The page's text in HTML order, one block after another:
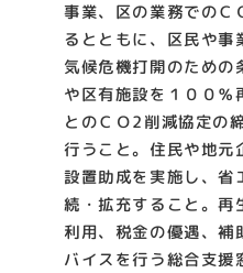
事業、区の業務での
るとともに、区民や事
気候危機打開のための
や区有施設を１００％
とのＣＯ2削減協定の
行うこと。住民や地元
設置助成を実施し、省
続・拡充すること。再
利用、税金の優遇、補
バイスを行う総合支援